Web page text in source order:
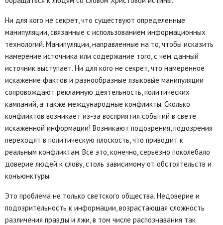
Ни для кого не секрет, что существуют определенные
манипуляции, связанные с использованием информационных
технологий. Манипуляции, направленные на то, чтобы исказить
намерение источника или содержание того, с чем данный
источник выступает. Ни для кого не секрет, что намеренное
искажение фактов и разнообразные языковы́е манипуляции
сопровождают рекламную деятельность, политических
кампаний, а также международные конфликты. Сколько
конфликтов возникает из-за восприятия событий в свете
искаженной информации! Возникают подозрения, подозрения
переходят в политическую плоскость, что приводит к
реальным конфликтам. Все это, конечно, серьезно поколебало
доверие людей к слову, столь зависимому от обстоятельств и
конъюнктуры.
Это проблема не только светского общества. Недоверие и
подозрительность к информации, возрастающая сложность
различения правды и лжи, в том числе распознавания так